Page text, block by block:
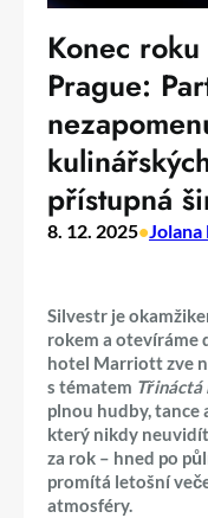
Konec
Prague:
přístupná
8. 12. 2025•
Silvestr je
rokem a otevíráme
hotel Marriott zve
s tématem Třináctá
plnou hudby, tance
který nikdy
za rok – hned po
promítá letošní
atmosféry.